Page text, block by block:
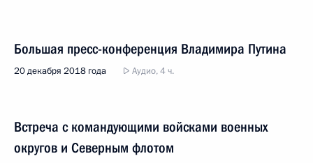
Большая пресс-конференция Владимира Путина
20 декабря 2018 года Аудио, 4 ч.
Встреча с командующими войсками военных
округов и Северным флотом